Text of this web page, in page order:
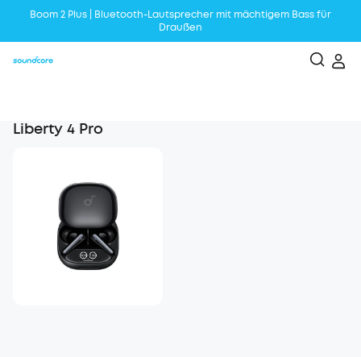
Boom 2 Plus | Bluetooth-Lautsprecher mit mächtigem Bass für
Draußen
soundcore AeroFit 2 | Anpassbarer Halt und voller Sound
Liberty 4 Pro